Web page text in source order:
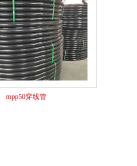
mpp50穿线管